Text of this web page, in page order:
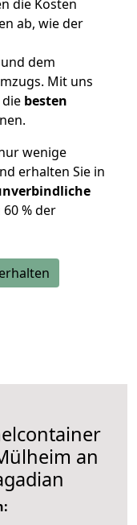
die Kosten
ab, wie der
dem
Mit uns
besten
wenige
erhalten Sie in
% der
an